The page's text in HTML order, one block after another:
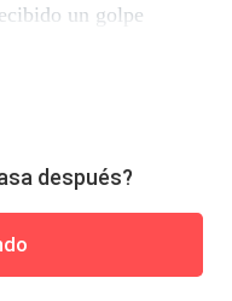
un golpe
después?